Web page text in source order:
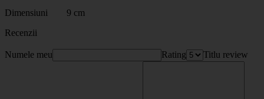
Dimensiuni 9 cm
Recenzii
Numele meu Rating Titlu review